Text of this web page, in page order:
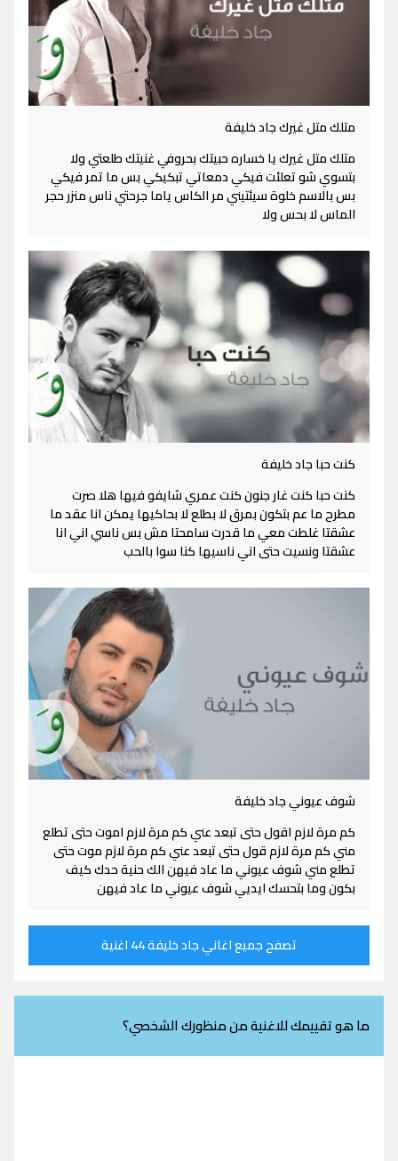
متلك متل غيرك جاد خليفة
متلك متل غيرك يا خساره حبيتك بحروفي غنيتك طلعتي ولا
بتسوي شو تعلئت فيكي دمعاتي تبكيكي بس ما تمر فيكي
بس بالاسم خلوة سيئتيني مر الكاس ياما جرحتي ناس منزر حجر
الماس لا بحس ولا
كنت حبا جاد خليفة
كنت حبا كنت غار جنون كنت عمري شايفو فيها هلا صرت
مطرح ما عم بتكون بمرق لا بطلع لا بحاكيها يمكن انا عقد ما
عشقتا غلطت معي ما قدرت سامحتا مش بس ناسي اني انا
عشقتا ونسيت حتى اني ناسيها كنا سوا بالحب
شوف عيوني جاد خليفة
كم مرة لازم اقول حتى تبعد عني كم مرة لازم اموت حتى تطلع
مني كم مرة لازم قول حتى تبعد عني كم مرة لازم موت حتى
تطلع مني شوف عيوني ما عاد فيهن الك حنية حدك كيف
بكون وما بتحسك ايديي شوف عيوني ما عاد فيهن
تصفح جميع اغاني جاد خليفة 44 اغنية
ما هو تقييمك للاغنية من منظورك الشخصي؟